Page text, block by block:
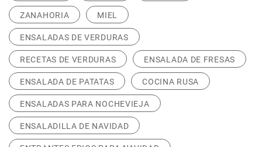
ZANAHORIA MIEL
ENSALADAS DE VERDURAS
RECETAS DE VERDURAS ENSALADA DE FRESAS
ENSALADA DE PATATAS COCINA RUSA
ENSALADAS PARA NOCHEVIEJA
ENSALADILLA DE NAVIDAD